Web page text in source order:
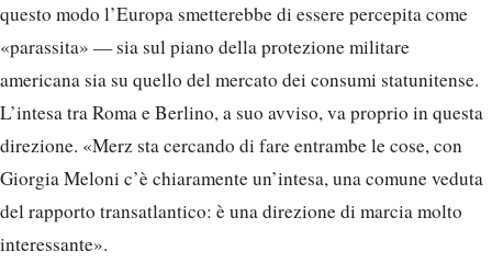
questo modo l’Europa smetterebbe di essere percepita come
«parassita» — sia sul piano della protezione militare
americana sia su quello del mercato dei consumi statunitense.
L’intesa tra Roma e Berlino, a suo avviso, va proprio in questa
direzione. «Merz sta cercando di fare entrambe le cose, con
Giorgia Meloni c’è chiaramente un’intesa, una comune veduta
del rapporto transatlantico: è una direzione di marcia molto
interessante».